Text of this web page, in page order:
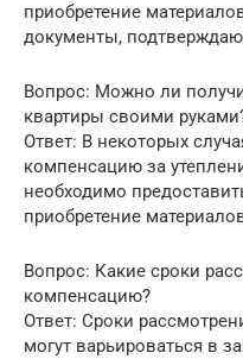
приобретение
документы,
Вопрос: Можно ли
квартиры своими
Ответ: В некоторых
компенсацию за
необходимо
приобретение
Вопрос: Какие сроки
компенсацию?
Ответ: Сроки
могут варьироваться в